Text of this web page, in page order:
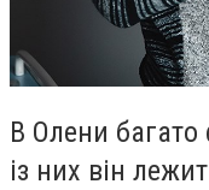
В Олени багато
із них він